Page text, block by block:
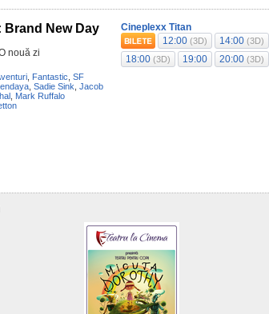
Brand New Day
nouă zi
Fantastic SF
Sadie Sink Jacob
Mark Ruffalo
Cineplexx Titan
12:00(3D) 14:00(3D)
18:00(3D) 19:00 20:00(3D)